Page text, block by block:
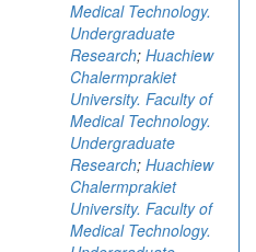
Medical Technology.
Undergraduate
Research; Huachiew
Chalermprakiet
University. Faculty of
Medical Technology.
Undergraduate
Research; Huachiew
Chalermprakiet
University. Faculty of
Medical Technology.